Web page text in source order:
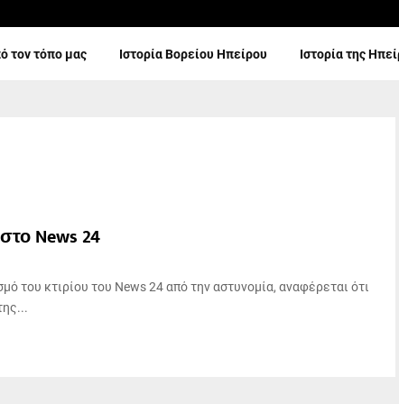
τον τόπο μας Ιστορία Βορείου Ηπείρου Ιστορία της
News 24
του κτιρίου του News 24 από την αστυνομία, αναφέρεται ότι